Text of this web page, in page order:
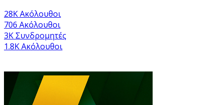
28KΑκόλουθοι
706 Ακόλουθοι
3K Συνδρομητές
1.8KΑκόλουθοι